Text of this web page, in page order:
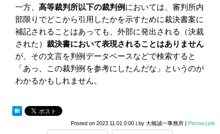
一方、高等裁判所以下の裁判例 においては、審判所内
部限りでどこから引用したかを示すために裁決書案に
補記されることはあっても、外部に発出される（決裁
された）裁決書において表現されることはありません
が、その文言を判例データベースなどで検索すると
「あっ、この裁判例を参考にしたんだな」というのが
わかるかもしれません。
Posted on 2023.11.01 0:00 | by 大橋誠一事務所 | Perma Link